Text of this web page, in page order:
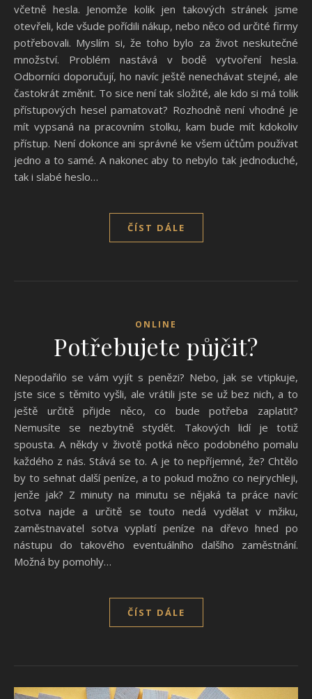
včetně hesla. Jenomže kolik jen takových stránek jsme
otevřeli, kde všude pořídili nákup, nebo něco od určité firmy
potřebovali. Myslím si, že toho bylo za život neskutečné
množství. Problém nastává v bodě vytvoření hesla.
Odborníci doporučují, ho navíc ještě nenechávat stejné, ale
častokrát změnit. To sice není tak složité, ale kdo si má tolik
přístupových hesel pamatovat? Rozhodně není vhodné je
mít vypsaná na pracovním stolku, kam bude mít kdokoliv
přístup. Není dokonce ani správné ke všem účtům používat
jedno a to samé. A nakonec aby to nebylo tak jednoduché,
tak i slabé heslo…
ČÍST DÁLE
ONLINE
Potřebujete půjčit?
Nepodařilo se vám vyjít s penězi? Nebo, jak se vtipkuje,
jste sice s těmito vyšli, ale vrátili jste se už bez nich, a to
ještě určitě přijde něco, co bude potřeba zaplatit?
Nemusíte se nezbytně stydět. Takových lidí je totiž
spousta. A někdy v životě potká něco podobného pomalu
každého z nás. Stává se to. A je to nepříjemné, že? Chtělo
by to sehnat další peníze, a to pokud možno co nejrychleji,
jenže jak? Z minuty na minutu se nějaká ta práce navíc
sotva najde a určitě se touto nedá vydělat v mžiku,
zaměstnavatel sotva vyplatí peníze na dřevo hned po
nástupu do takového eventuálního dalšího zaměstnání.
Možná by pomohly…
ČÍST DÁLE